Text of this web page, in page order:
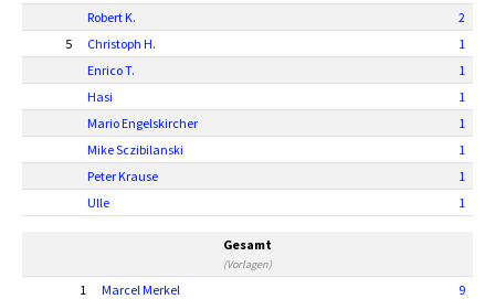
Robert K.
2
5
Christoph H.
1
Enrico T.
1
Hasi
1
Mario Engelskircher
1
Mike Sczibilanski
1
Peter Krause
1
Ulle
1
Gesamt
(Vorlagen)
1 Marcel Merkel
9